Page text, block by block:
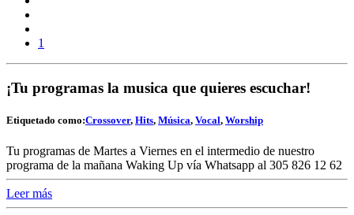
1
¡Tu programas la musica que quieres escuchar!
Etiquetado como:Crossover, Hits, Música, Vocal, Worship
Tu programas de Martes a Viernes en el intermedio de nuestro
programa de la mañana Waking Up vía Whatsapp al 305 826 12 62
Leer más